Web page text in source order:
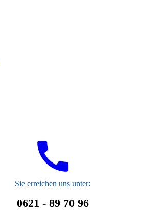
Sie erreichen uns unter:
0621 - 89 70 96